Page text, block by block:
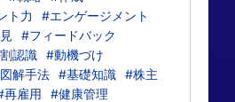
ト力
#エンゲージメント
#フィードバック
認識 #動機づけ
解手法 #基礎知識 #株主
再雇用
#健康管理